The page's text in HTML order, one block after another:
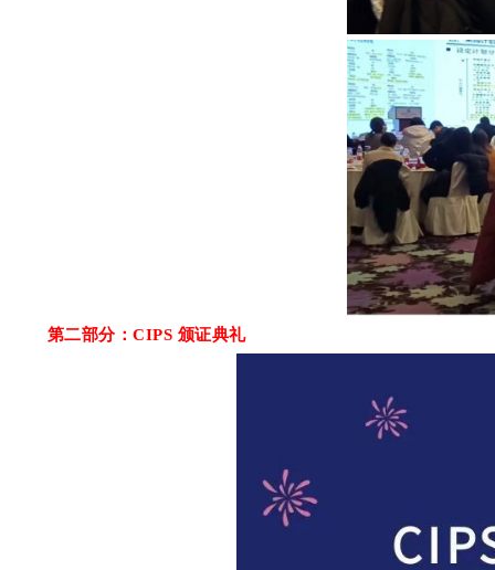
第二部分：CIPS 颁证典礼